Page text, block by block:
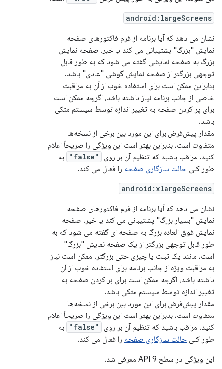
android:largeScreens
نشان می دهد که آیا برنامه از فرم فاکتورهای صفحه
نمایش "بزرگ" پشتیبانی می کند یا خیر. صفحه نمایش
بزرگ به صفحه نمایشی گفته می شود که به طور قابل
توجهی بزرگتر از صفحه نمایش گوشی "عادی" باشد.
بنابراین ممکن است برای استفاده خوب از آن به مراقبت
خاصی از جانب برنامه نیاز داشته باشد، اگرچه ممکن است
برای پر کردن صفحه به تغییر اندازه توسط سیستم متکی
باشد.
مقدار پیش‌فرض برای این مورد بین برخی از نسخه‌ها
متفاوت است، بنابراین بهتر است این ویژگی را صریحاً اعلام
کنید. مراقب باشید که تنظیم آن بر روی
"false"
به
طور کلی حالت سازگاری صفحه را فعال می کند.
android:xlargeScreens
نشان می دهد که آیا برنامه از فرم فاکتورهای صفحه
نمایش "بسیار بزرگ" پشتیبانی می کند یا خیر. صفحه
نمایش فوق العاده بزرگ به صفحه ای گفته می شود که به
طور قابل توجهی بزرگتر از یک صفحه نمایش "بزرگ"
است، مانند یک تبلت یا چیزی حتی بزرگتر. ممکن است نیاز
به مراقبت ویژه از جانب برنامه برای استفاده خوب از آن
داشته باشد، اگرچه ممکن است برای پر کردن صفحه به
تغییر اندازه توسط سیستم متکی باشد.
مقدار پیش‌فرض برای این مورد بین برخی از نسخه‌ها
متفاوت است، بنابراین بهتر است این ویژگی را صریحاً اعلام
کنید. مراقب باشید که تنظیم آن بر روی
"false"
به
طور کلی حالت سازگاری صفحه را فعال می کند.
این ویژگی در سطح 9 API معرفی شد.